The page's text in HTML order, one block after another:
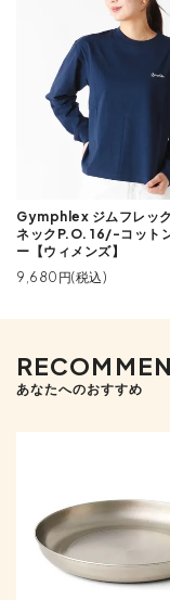
Gymphlex ジムフレッ
ネックP.O. 16/-コット
ー【ウィメンズ】
9,680円(税込)
あなたへのおすすめ